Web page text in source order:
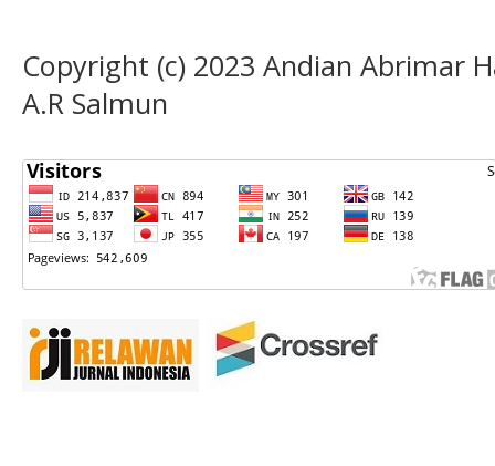
Copyright (c) 2023 Andian Abrimar
A.R Salmun